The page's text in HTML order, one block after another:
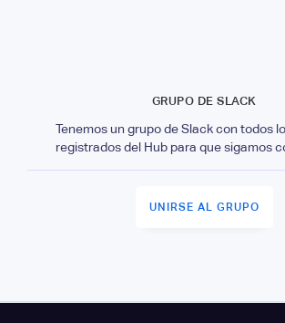
GRUPO DE SLACK
Tenemos un grupo de Slack con todos
registrados del Hub para que sigamos
UNIRSE AL GRUPO